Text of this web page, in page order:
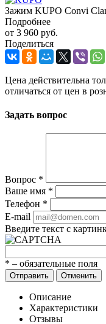
Зажим KUPO Convi
Подробнее
от 3 960 руб.
Поделиться
Цена действительна
отличаться от цен в
Задать вопрос
Вопрос *
Ваше имя *
Телефон *
E-mail
Введите текст с
* – обязательные поля
Отправить Отменить
Описание
Характеристики
Отзывы